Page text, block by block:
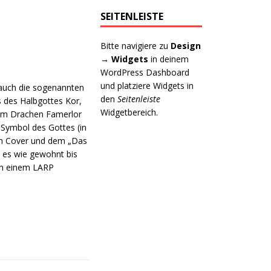
die sogenannten
Halbgottes Kor,
Drachen Famerlor
des Gottes (in
Cover und dem „Das
es wie gewohnt bis
einem LARP
SEITENLEISTE
Bitte navigiere zu Design
→ Widgets in deinem
WordPress Dashboard
und platziere Widgets in
denSeitenleiste
Widgetbereich.